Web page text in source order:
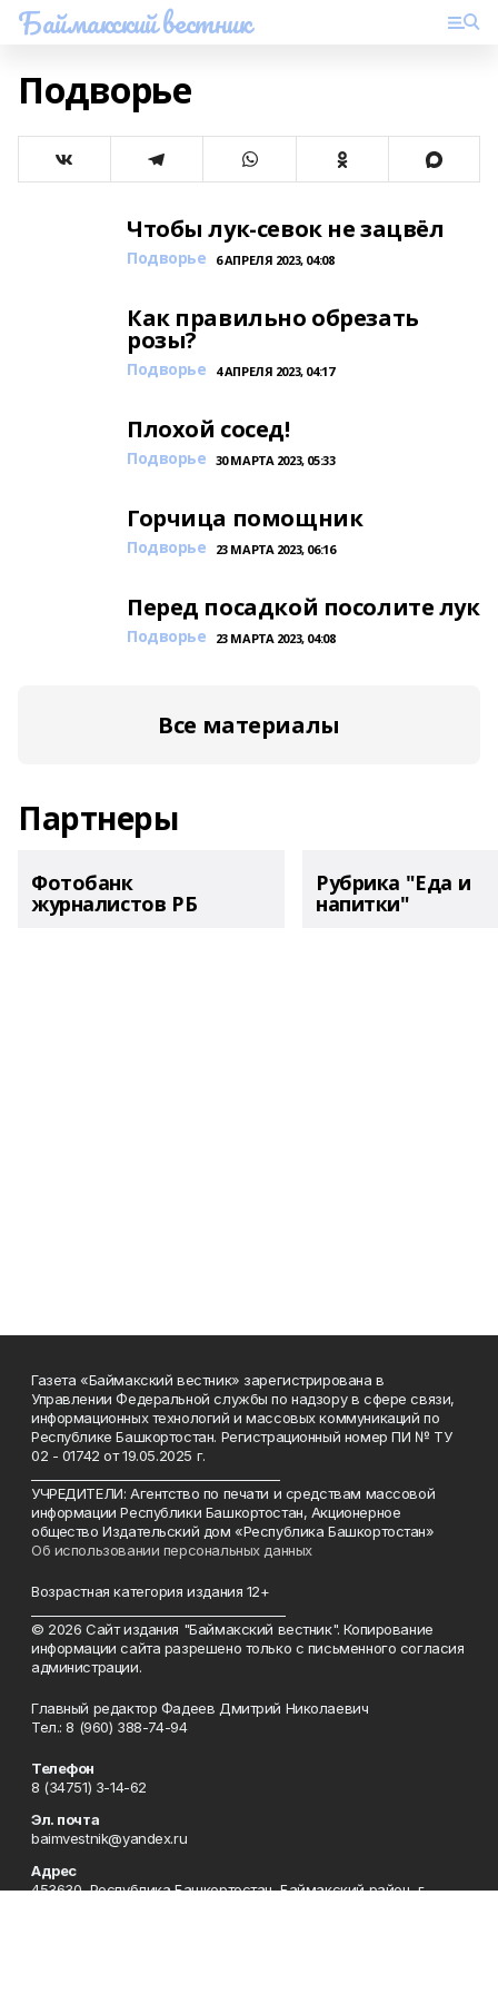
Баймакский вестник
Подворье
Чтобы лук-севок не зацвёл
Подворье 6 АПРЕЛЯ 2023, 04:08
Как правильно обрезать
розы?
Подворье 4 АПРЕЛЯ 2023, 04:17
Плохой сосед!
Подворье 30 МАРТА 2023, 05:33
Горчица помощник
Подворье 23 МАРТА 2023, 06:16
Перед посадкой посолите лук
Подворье 23 МАРТА 2023, 04:08
Все материалы
Партнеры
Фотобанк
журналистов РБ
Рубрика "Еда и
напитки"
Газета «Баймакский вестник» зарегистрирована в
Управлении Федеральной службы по надзору в сфере связи,
информационных технологий и массовых коммуникаций по
Республике Башкортостан. Регистрационный номер ПИ № ТУ
02 - 01742 от 19.05.2025 г.
УЧРЕДИТЕЛИ: Агентство по печати и средствам массовой
информации Республики Башкортостан, Акционерное
общество Издательский дом «Республика Башкортостан»
Об использовании персональных данных
Возрастная категория издания 12+
© 2026 Сайт издания "Баймакский вестник". Копирование
информации сайта разрешено только с письменного согласия
администрации.
Главный редактор Фадеев Дмитрий Николаевич
Тел.: 8 (960) 388-74-94
Телефон
8 (34751) 3-14-62
Эл. почта
baimvestnik@yandex.ru
Адрес
453630, Республика Башкортостан, Баймакский район, г.